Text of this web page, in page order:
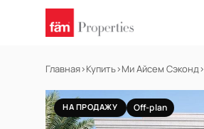
Главная›Купить›Ми Айсем Сэконд›
НА ПРОДАЖУ Off-plan